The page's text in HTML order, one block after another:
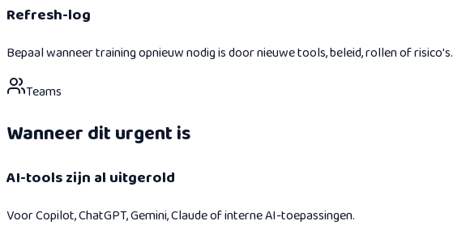
Refresh-log
Bepaal wanneer training opnieuw nodig is door nieuwe tools, beleid, rollen of risico's.
Teams
Wanneer dit urgent is
AI-tools zijn al uitgerold
Voor Copilot, ChatGPT, Gemini, Claude of interne AI-toepassingen.